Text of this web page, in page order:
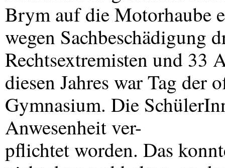
Brym auf die Motorhaube
wegen Sachbeschädigung
Rechtsextremisten und 33
diesen Jahres war Tag
Gymnasium. Die
Anwesenheit ver-
pflichtet worden. Das